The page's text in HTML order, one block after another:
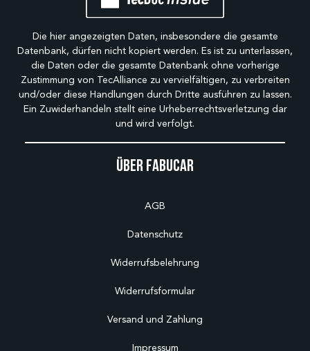
Über Fabucar
AGB
Datenschutz
Widerrufsbelehrung
Widerrufsformular
Versand und Zahlung
Impressum
Die hier angezeigten Daten, insbesondere die gesamte
Datenbank, dürfen nicht kopiert werden. Es ist zu unterlassen,
die Daten oder die gesamte Datenbank ohne vorherige
Zustimmung von TecAlliance zu vervielfältigen, zu verbreiten
und/oder diese Handlungen durch Dritte ausführen zu lassen.
Ein Zuwiderhandeln stellt eine Urheberrechtsverletzung dar
und wird verfolgt.